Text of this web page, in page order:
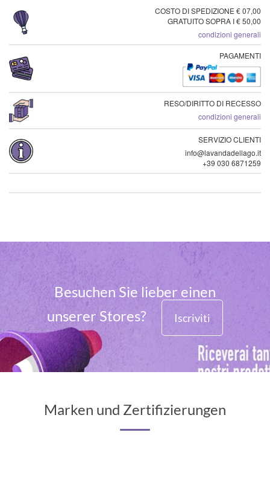
COSTO DI SPEDIZIONE € 07,00
GRATUITO SOPRA I € 50,00
condizioni generali
PAGAMENTI
RESO/DIRITTO DI RECESSO
condizioni generali
SERVIZIO CLIENTI
info@lavandadellago.it
+39 030 6871259
Besuchen Sie lieber einen
unserer Stores?
Iscriviti
Marken und Zertifizierungen